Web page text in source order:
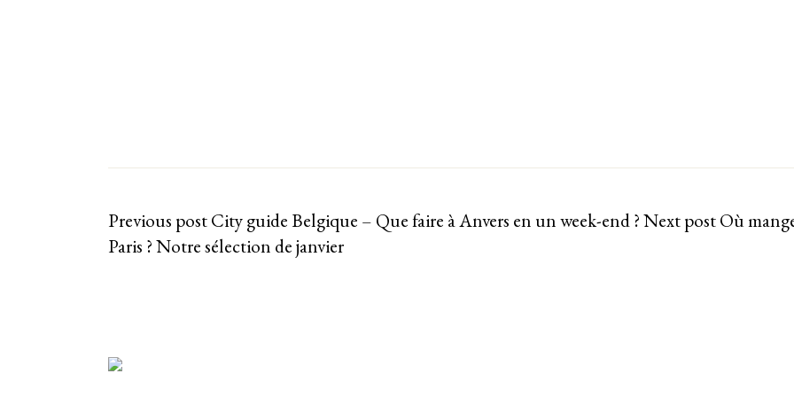
Previous postCity guide Belgique – Que faire à Anvers en un week-end ?Next postOù
Paris ? Notre sélection de janvier